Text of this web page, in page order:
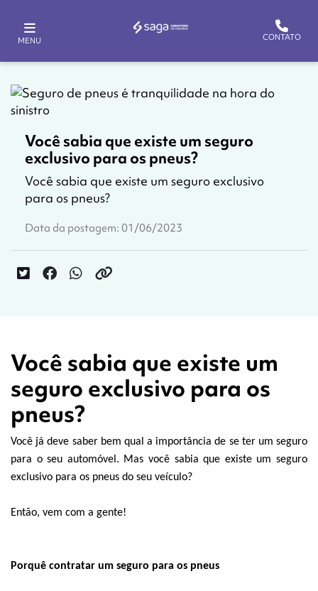
MENU CONTATO
Você sabia que existe um seguro
exclusivo para os pneus?
Você sabia que existe um seguro exclusivo
para os pneus?
Data da postagem: 01/06/2023
Você sabia que existe um
seguro exclusivo para os
pneus?
Você já deve saber bem qual a importância de se ter um seguro
para o seu automóvel. Mas você sabia que existe um seguro
exclusivo para os pneus do seu veículo?
Então, vem com a gente!
Porquê contratar um seguro para os pneus